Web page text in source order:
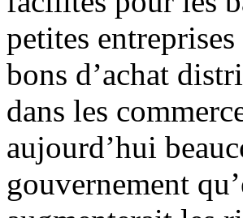
petites
bons d’achat
dans les
aujourd’hui
gouvernement